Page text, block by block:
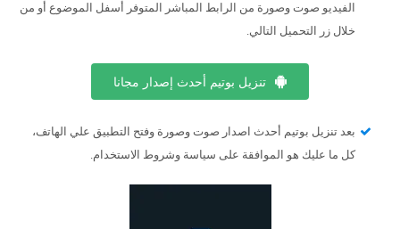
الفيديو صوت وصورة من الرابط المباشر المتوفر أسفل الموضوع أو من
خلال زر التحميل التالي.
تنزيل بوتيم أحدث إصدار مجانا
بعد تنزيل بوتيم أحدث اصدار صوت وصورة وفتح التطبيق علي الهاتف،
كل ما عليك هو الموافقة على سياسة وشروط الاستخدام.